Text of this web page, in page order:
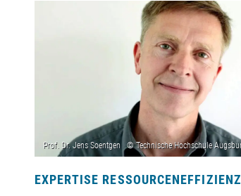
EXPERTISE RESSOURCENEFFIZIENZ